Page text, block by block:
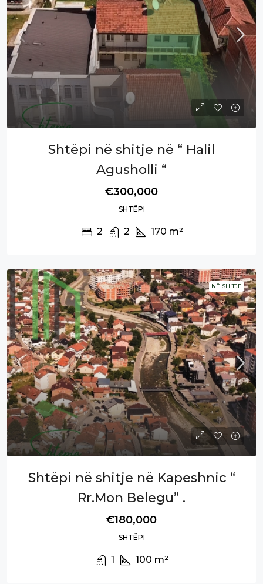
Shtëpi në shitje në “ Halil
Agusholli “
€300,000
SHTËPI
2 2 170 m²
NË SHITJE
Shtëpi në shitje në Kapeshnic “
Rr.Mon Belegu” .
€180,000
SHTËPI
1 100 m²